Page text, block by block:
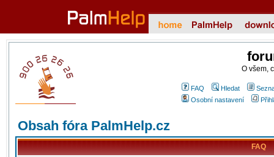
O všem,
FAQ Hledat
Osobní nastavení
Obsah fóra PalmHelp.cz
FAQ